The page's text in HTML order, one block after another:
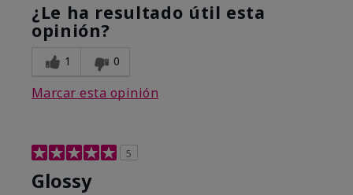
¿Le ha resultado útil esta
opinión?
1 0
Marcar esta opinión
5
Glossy